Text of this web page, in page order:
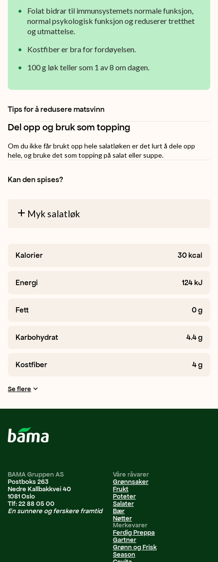
Folat bidrar til immunsystemets normale funksjon,
normal psykologisk funksjon og reduserer tretthet
og utmattelse.
Kostfiber er bra for fordøyelsen.
100 g løk teller som 1 av 8 om dagen.
Tips for å redusere matsvinn
Del opp og bruk som topping
Om du ikke får brukt opp hele salatløken er det lurt å dele opp
hele, og bruke det som topping på salat eller suppe.
Kan den spises?
Myk salatløk
Kalorier 30 kcal
Energi 124 kJ
Fett 0g
Karbohydrat 4.4g
Kostfiber 4g
Se flere
BAMA Gruppen AS
Postboks 263
Nedre Kallbakkvei 40
1081 Oslo
Tlf: 22 88 05 00
En sunnere og ferskere framtid
Våre råvarer
Grønnsaker
Frukt
Poteter
Salater
Bær
Nøtter
Merkevarer
Ferdig Preppa
Gartner
Grønn og Frisk
Season